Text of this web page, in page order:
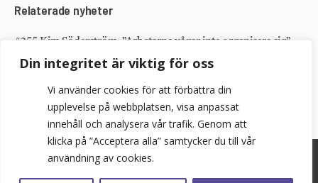
Din integritet är viktig för oss
Vi använder cookies för att förbättra din
upplevelse på webbplatsen, visa anpassat
innehåll och analysera vår trafik. Genom att
klicka på ”Acceptera alla” samtycker du till vår
användning av cookies.
Relaterade nyheter
#255 Kim Söderström: ”Arbetarna vågar inte organisera sig”
Veckans Aktuellt v6: Det är en härlig dag för den svenska
©2026